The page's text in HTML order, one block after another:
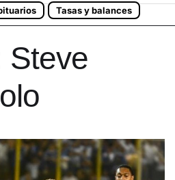
Tasas y balances
Steve